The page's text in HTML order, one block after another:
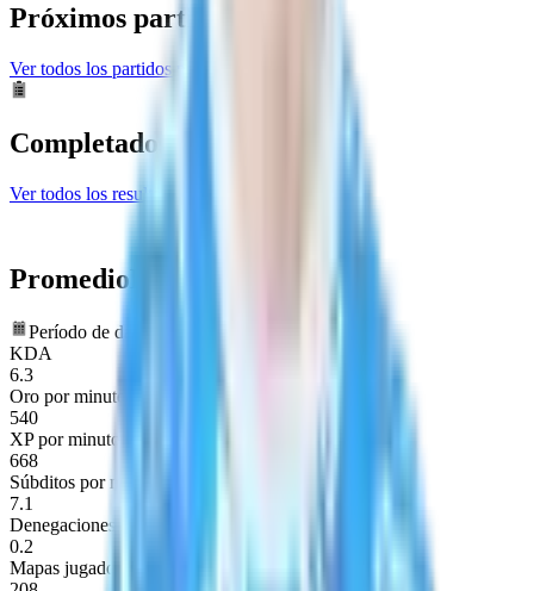
Próximos partidos
Ver todos los partidos próximos
Completados
Ver todos los resultados
Promedio Estadísticas
Período de datos: últimos 6 meses
KDA
6.3
Oro por minuto
540
XP por minuto
668
Súbditos por minuto
7.1
Denegaciones por minuto
0.2
Mapas jugados